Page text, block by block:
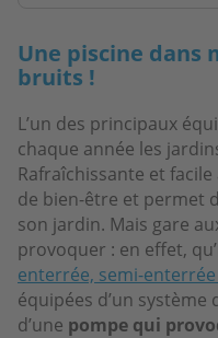
Une piscine dans
bruits !
L’un des principaux
chaque année les
Rafraîchissante et
de bien-être et permet
son jardin. Mais gare
provoquer : en effet,
enterrée, semi-
équipées d’un
d’une pompe qui